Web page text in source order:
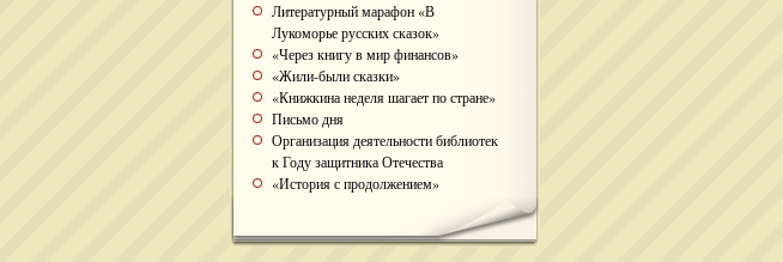
Литературный марафон «В
Лукоморье русских сказок»
«Через книгу в мир финансов»
«Жили-были сказки»
«Книжкина неделя шагает по стране»
Письмо дня
Организация деятельности библиотек
к Году защитника Отечества
«История с продолжением»